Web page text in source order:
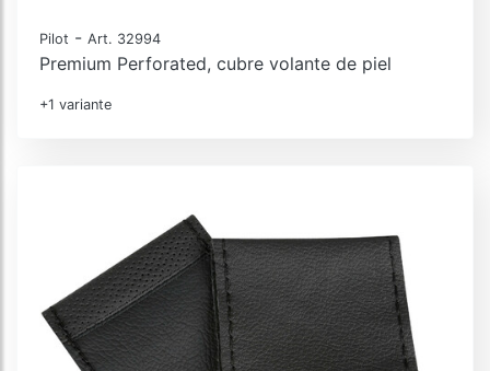
Pilot - Art. 32994
Premium Perforated, cubre volante de piel
+1 variante